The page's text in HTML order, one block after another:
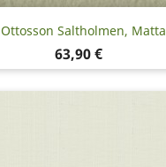
Ottosson Saltholmen, Matta
Hinta
63,90 €